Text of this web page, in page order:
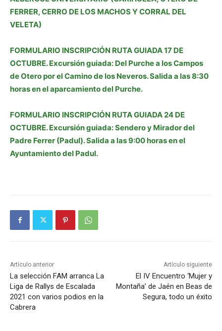
FERRER, CERRO DE LOS MACHOS Y CORRAL DEL
VELETA)
FORMULARIO INSCRIPCIÓN RUTA GUIADA 17 DE
OCTUBRE. Excursión guiada: Del Purche a los Campos
de Otero por el Camino de los Neveros. Salida a las 8:30
horas en el aparcamiento del Purche.
FORMULARIO INSCRIPCIÓN RUTA GUIADA 24 DE
OCTUBRE. Excursión guiada: Sendero y Mirador del
Padre Ferrer (Padul). Salida a las 9:00 horas en el
Ayuntamiento del Padul.
Artículo anterior
La selección FAM arranca La
Liga de Rallys de Escalada
2021 con varios podios en la
Cabrera
Artículo siguiente
El IV Encuentro ‘Mujer y
Montaña’ de Jaén en Beas de
Segura, todo un éxito